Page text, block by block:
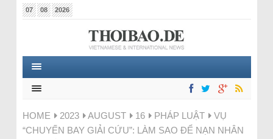
07 08 2026
HOME 2023 AUGUST 16 PHÁP LUẬT
VỤ
“CHUYẾN BAY GIẢI CỨU”: LÀM SAO ĐỂ NẠN NHÂN